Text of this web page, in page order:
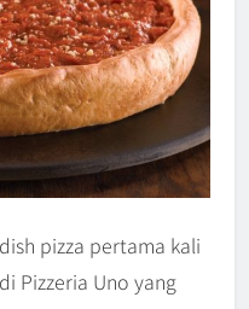
pizza pertama kali
Pizzeria Uno yang